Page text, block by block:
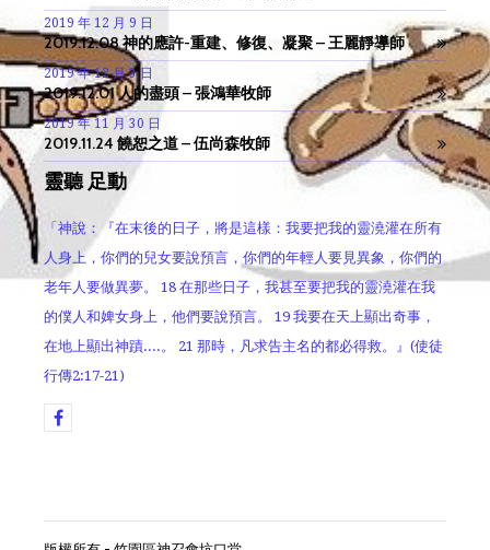
2019 年 12 月 9 日
2019.12.08 神的應許-重建、修復、凝聚 – 王麗靜導師
2019 年 12 月 3 日
2019.12.01 人的盡頭 – 張鴻華牧師
2019 年 11 月 30 日
2019.11.24 饒恕之道 – 伍尚森牧師
靈聽 足動
「神說：『在末後的日子，將是這樣：我要把我的靈澆灌在所有
人身上，你們的兒女要說預言，你們的年輕人要見異象，你們的
老年人要做異夢。 18 在那些日子，我甚至要把我的靈澆灌在我
的僕人和婢女身上，他們要說預言。 19 我要在天上顯出奇事，
在地上顯出神蹟....。 21 那時，凡求告主名的都必得救。』(使徒
行傳2:17-21)